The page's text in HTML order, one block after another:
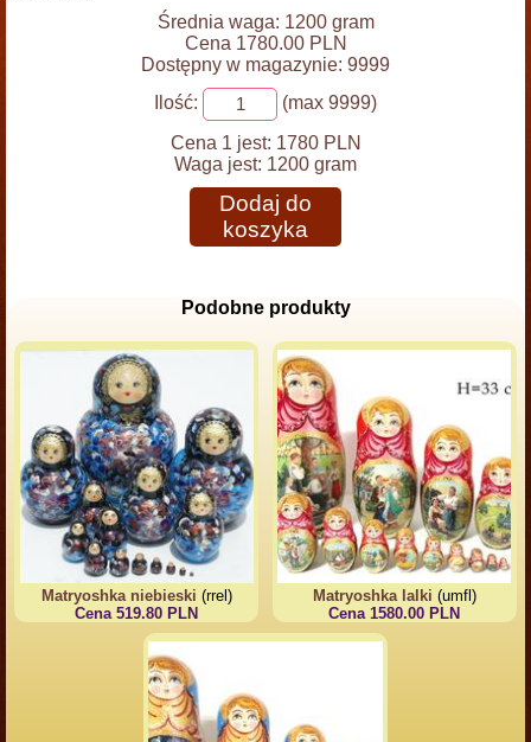
Średnia waga: 1200 gram
Cena 1780.00 PLN
Dostępny w magazynie: 9999
Ilość:
(max 9999)
Cena 1 jest: 1780 PLN
Waga jest: 1200 gram
Dodaj do
koszyka
Podobne produkty
Matryoshka niebieski (rrel)
Cena 519.80 PLN
Matryoshka lalki (umfl)
Cena 1580.00 PLN